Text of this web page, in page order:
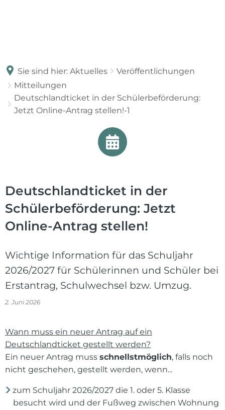
Sie sind hier: Aktuelles
Veröffentlichungen
Mitteilungen
Deutschlandticket in der Schülerbeförderung:
Jetzt Online-Antrag stellen!-1
Deutschlandticket in der
Schülerbeförderung: Jetzt
Online-Antrag stellen!
Wichtige Information für das Schuljahr
2026/2027 für Schülerinnen und Schüler bei
Erstantrag, Schulwechsel bzw. Umzug.
2. Juni 2026
Wann muss ein neuer Antrag auf ein
Deutschlandticket gestellt werden?
Ein neuer Antrag muss schnellstmöglich, falls noch
nicht geschehen, gestellt werden, wenn...
zum Schuljahr 2026/2027 die 1. oder 5. Klasse
besucht wird und der Fußweg zwischen Wohnung